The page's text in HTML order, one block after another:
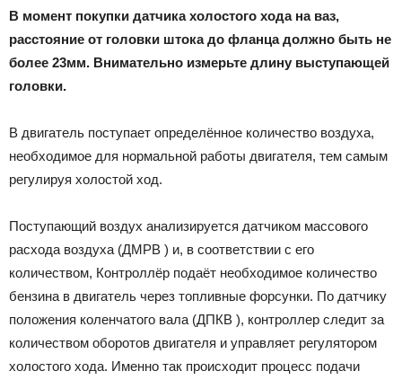
В момент покупки датчика холостого хода на ваз,
расстояние от головки штока до фланца должно быть не
более 23мм. Внимательно измерьте длину выступающей
головки.
В двигатель поступает определённое количество воздуха,
необходимое для нормальной работы двигателя, тем самым
регулируя холостой ход.
Поступающий воздух анализируется датчиком массового
расхода воздуха (ДМРВ ) и, в соответствии с его
количеством, Контроллёр подаёт необходимое количество
бензина в двигатель через топливные форсунки. По датчику
положения коленчатого вала (ДПКВ ), контроллер следит за
количеством оборотов двигателя и управляет регулятором
холостого хода. Именно так происходит процесс подачи